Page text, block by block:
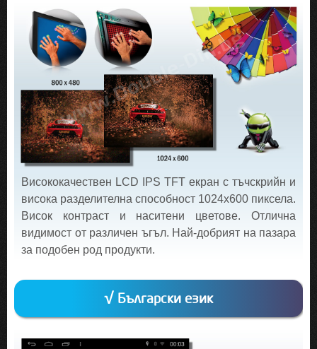
Висококачествен LCD IPS TFT екран с тъчскрийн и
висока разделителна способност 1024х600 пиксела.
Висок контраст и наситени цветове. Отлична
видимост от различен ъгъл. Най-добрият на пазара
за подобен род продукти.
√ Български език